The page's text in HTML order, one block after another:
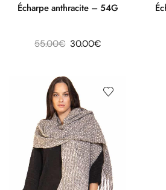
Écharpe anthracite – 54G
55.00€ 30.00€